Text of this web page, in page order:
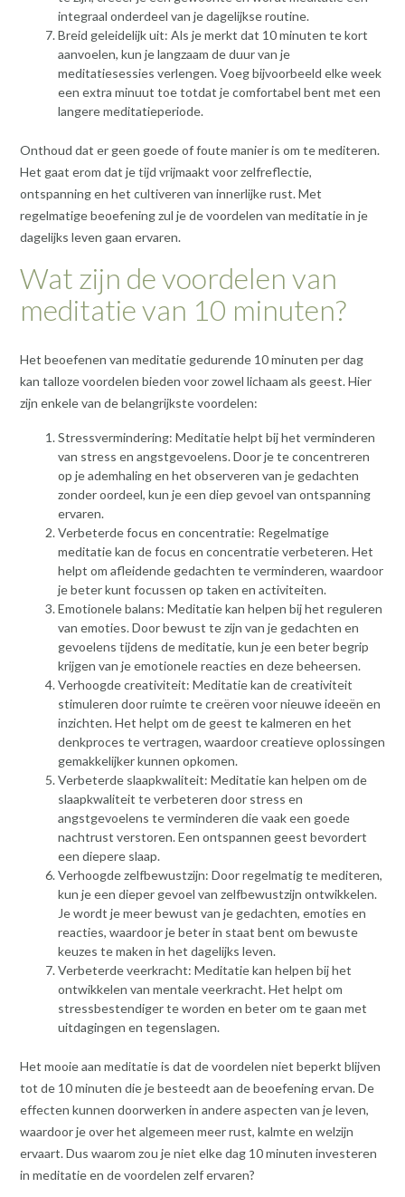
integraal onderdeel van je dagelijkse routine.
Breid geleidelijk uit: Als je merkt dat 10 minuten te kort
aanvoelen, kun je langzaam de duur van je
meditatiesessies verlengen. Voeg bijvoorbeeld elke week
een extra minuut toe totdat je comfortabel bent met een
langere meditatieperiode.
Onthoud dat er geen goede of foute manier is om te mediteren.
Het gaat erom dat je tijd vrijmaakt voor zelfreflectie,
ontspanning en het cultiveren van innerlijke rust. Met
regelmatige beoefening zul je de voordelen van meditatie in je
dagelijks leven gaan ervaren.
Wat zijn de voordelen van
meditatie van 10 minuten?
Het beoefenen van meditatie gedurende 10 minuten per dag
kan talloze voordelen bieden voor zowel lichaam als geest. Hier
zijn enkele van de belangrijkste voordelen:
Stressvermindering: Meditatie helpt bij het verminderen
van stress en angstgevoelens. Door je te concentreren
op je ademhaling en het observeren van je gedachten
zonder oordeel, kun je een diep gevoel van ontspanning
ervaren.
Verbeterde focus en concentratie: Regelmatige
meditatie kan de focus en concentratie verbeteren. Het
helpt om afleidende gedachten te verminderen, waardoor
je beter kunt focussen op taken en activiteiten.
Emotionele balans: Meditatie kan helpen bij het reguleren
van emoties. Door bewust te zijn van je gedachten en
gevoelens tijdens de meditatie, kun je een beter begrip
krijgen van je emotionele reacties en deze beheersen.
Verhoogde creativiteit: Meditatie kan de creativiteit
stimuleren door ruimte te creëren voor nieuwe ideeën en
inzichten. Het helpt om de geest te kalmeren en het
denkproces te vertragen, waardoor creatieve oplossingen
gemakkelijker kunnen opkomen.
Verbeterde slaapkwaliteit: Meditatie kan helpen om de
slaapkwaliteit te verbeteren door stress en
angstgevoelens te verminderen die vaak een goede
nachtrust verstoren. Een ontspannen geest bevordert
een diepere slaap.
Verhoogde zelfbewustzijn: Door regelmatig te mediteren,
kun je een dieper gevoel van zelfbewustzijn ontwikkelen.
Je wordt je meer bewust van je gedachten, emoties en
reacties, waardoor je beter in staat bent om bewuste
keuzes te maken in het dagelijks leven.
Verbeterde veerkracht: Meditatie kan helpen bij het
ontwikkelen van mentale veerkracht. Het helpt om
stressbestendiger te worden en beter om te gaan met
uitdagingen en tegenslagen.
Het mooie aan meditatie is dat de voordelen niet beperkt blijven
tot de 10 minuten die je besteedt aan de beoefening ervan. De
effecten kunnen doorwerken in andere aspecten van je leven,
waardoor je over het algemeen meer rust, kalmte en welzijn
ervaart. Dus waarom zou je niet elke dag 10 minuten investeren
in meditatie en de voordelen zelf ervaren?